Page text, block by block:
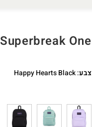
Superbreak One
צבע:
Happy Hearts Black